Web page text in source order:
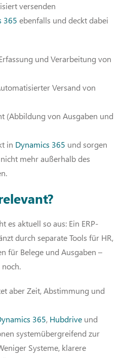
versenden
365 ebenfalls und deckt dabei
und Verarbeitung von
Versand von
(Abbildung von Ausgaben und
in Dynamics 365 und sorgen
mehr außerhalb des
es aktuell so aus: Ein ERP-
durch separate Tools für HR,
für Belege und Ausgaben –
aber Zeit, Abstimmung und
365, Hubdrive und
systemübergreifend zur
Systeme, klarere